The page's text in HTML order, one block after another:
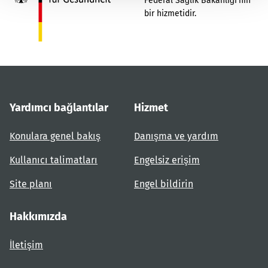
bir hizmetidir.
Yardımcı bağlantılar
Konulara genel bakış
Kullanıcı talimatları
Site planı
Hizmet
Danışma ve yardım
Engelsiz erişim
Engel bildirin
Hakkımızda
İletişim